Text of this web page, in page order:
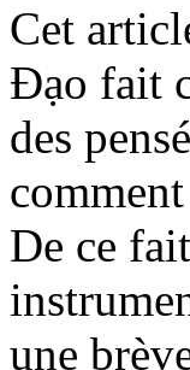
Cet
Đạo fait
des
De ce
une